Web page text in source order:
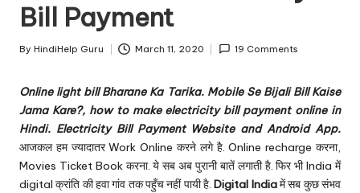
u
r
u.
c
o
m
Bill Payment
Posted
By HindiHelp Guru March 11, 2020 19 Comments
Online light billBharaneKa Tarika. Mobile Se Bijali Bill Kaise
Jama Kare?, how to make electricity bill payment online in
Hindi. Electricity Bill Payment Website and Android App.
आजकल हम ज्यादातर Work Online करने लगे है. Online recharge करना,
Movies Ticket Book करना. ये सब अब पुरानी बातें लगाती है. फिर भी India में
digital क्रांति की हवा गांव तक पहुँच नहीं पायी है.Digital Indiaमें सब कुछ संभव